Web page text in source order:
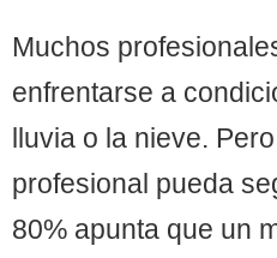
Muchos
enfrentarse a
lluvia o la nieve.
profesional pueda
80% apunta que un